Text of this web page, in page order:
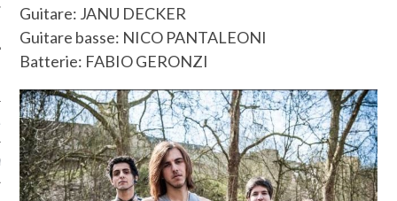
Guitare: JANU DECKER
Guitare basse: NICO PANTALEONI
Batterie: FABIO GERONZI